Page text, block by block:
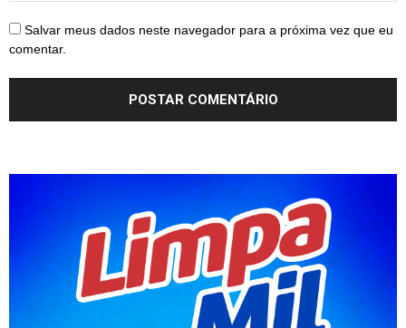
Salvar meus dados neste navegador para a próxima vez que eu
comentar.